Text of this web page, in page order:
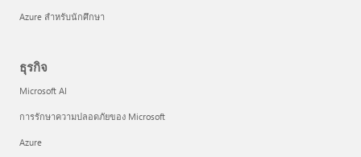
Azure สำหรับนักศึกษา
ธุรกิจ
Microsoft AI
การรักษาความปลอดภัยของ Microsoft
Azure